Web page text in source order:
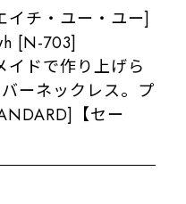
イチ・ユー・ユー]
[N-703]
ドで作り上げら
ーネックレス。プ
【セー